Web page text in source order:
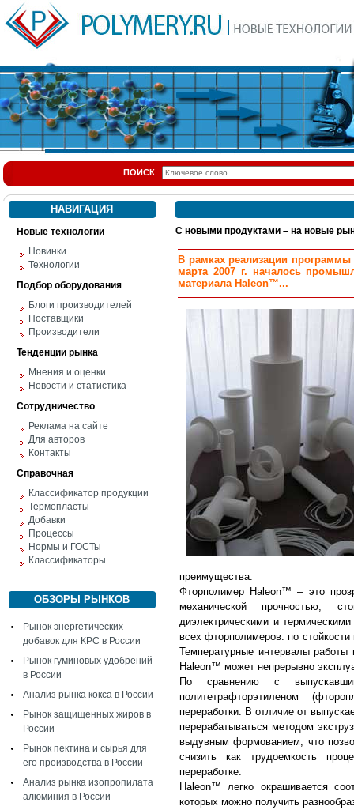
ПОИСК
НАВИГАЦИЯ
Новые технологии
Новинки
Технологии
Подбор оборудования
Блоги производителей
Поставщики
Производители
Тенденции рынка
Мнения и оценки
Новости и статистика
Сотрудничество
Реклама на сайте
Для авторов
Контакты
Справочная
Классификатор продукции
Термопласты
Добавки
Процессы
Нормы и ГОСТы
Классификаторы
ОБЗОРЫ РЫНКОВ
Рынок энергетических
добавок для КРС в России
Рынок гуминовых удобрений
в России
Анализ рынка кокса в России
Рынок защищенных жиров в
России
Рынок пектина и сырья для
его производства в России
Анализ рынка изопропилата
алюминия в России
С новыми продуктами – на новые
В рамках реализации
марта 2007 г. началось
материала Haleon™...
преимущества.
Фторполимер Haleon™ – это
механической прочностью,
диэлектрическими и
всех фторполимеров: по
Температурные интервалы
Haleon™ может непрерывно
По сравнению с
политетрафторэтиленом
переработки. В отличие от
перерабатываться методом
выдувным формованием, что
снизить как трудоемкость
переработке.
Haleon™ легко окрашивается
которых можно получить